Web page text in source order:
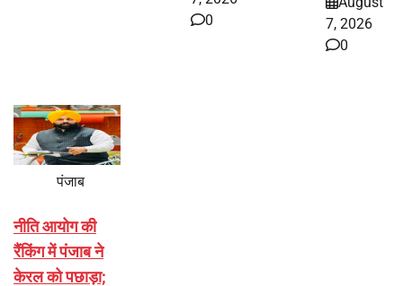
0
7, 2026
0
पंजाब
नीति आयोग की
रैंकिंग में पंजाब ने
केरल को पछाड़ा;